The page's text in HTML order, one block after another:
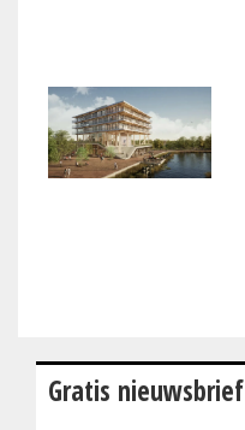
Gratis nieuwsbrief